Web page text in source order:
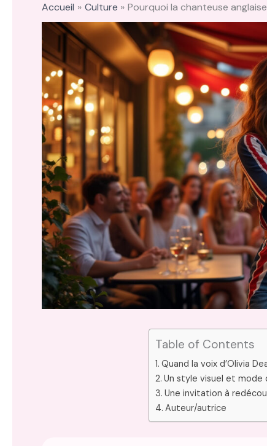
Accueil
Culture Pourquoi la chanteuse
Table of Contents
Quand la voix d’Olivia
Un style visuel et mode
Une invitation à
Auteur/autrice